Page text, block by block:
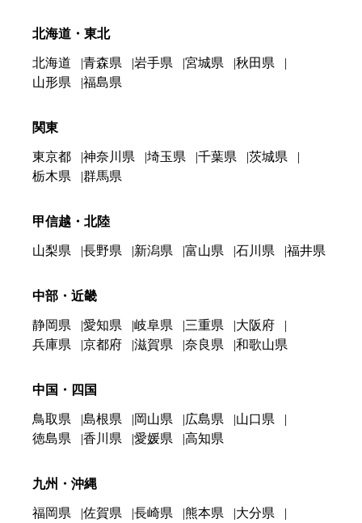
北海道・東北
北海道 青森県 岩手県 宮城県
秋田県
山形県
福島県
関東
東京都 神奈川県 埼玉県 千葉県
茨城県
栃木県
群馬県
甲信越・北陸
山梨県 長野県 新潟県 富山県 石川県 福井県
中部・近畿
静岡県 愛知県 岐阜県 三重県
大阪府
兵庫県
京都府 滋賀県 奈良県 和歌山県
中国・四国
鳥取県 島根県 岡山県 広島県
山口県
徳島県
香川県 愛媛県 高知県
九州・沖縄
福岡県 佐賀県 長崎県 熊本県
大分県